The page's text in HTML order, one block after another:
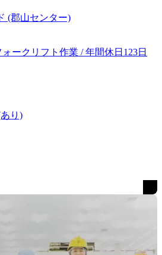
(郡山センター)
ークリフト作業 / 年間休日123日
り)